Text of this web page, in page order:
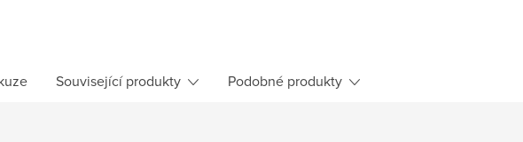
Související produkty Podobné produkty